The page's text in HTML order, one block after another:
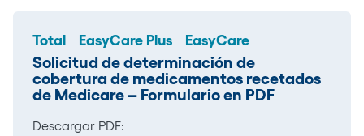
Total EasyCare Plus EasyCare
Solicitud de determinación de
cobertura de medicamentos recetados
de Medicare – Formulario en PDF
Descargar PDF: